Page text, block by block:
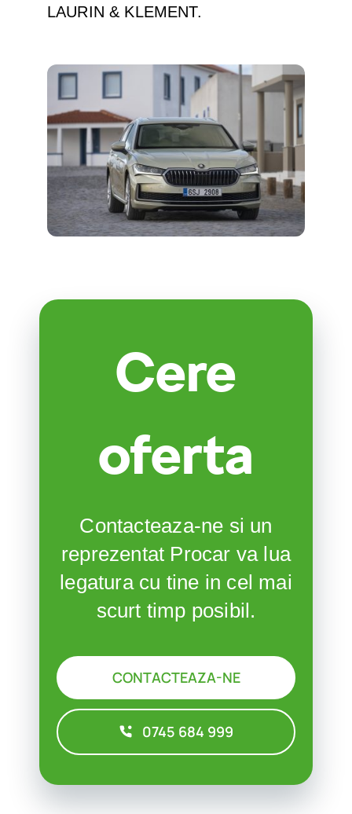
LAURIN & KLEMENT.
Cere
oferta
Contacteaza-ne si un
reprezentat Procar va lua
legatura cu tine in cel mai
scurt timp posibil.
CONTACTEAZA-NE
0745 684 999